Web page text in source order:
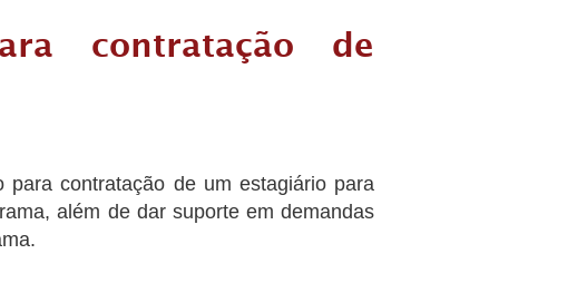
contratação de
para contratação de um estagiário para
além de dar suporte em demandas